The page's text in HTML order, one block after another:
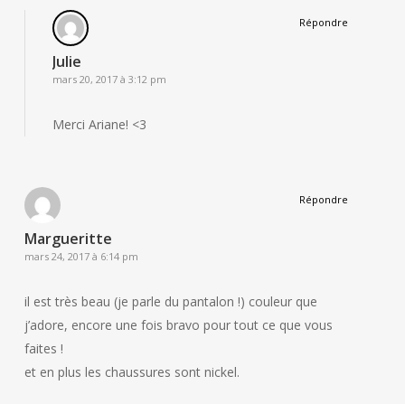
Julie
mars 20, 2017 à 3:12 pm
Merci Ariane! <3
Répondre
Margueritte
mars 24, 2017 à 6:14 pm
il est très beau (je parle du pantalon !) couleur que
j’adore, encore une fois bravo pour tout ce que vous
faites !
et en plus les chaussures sont nickel.
Répondre